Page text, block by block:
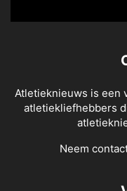
Atletieknieuws is een
atletiekliefhebbers
Neem